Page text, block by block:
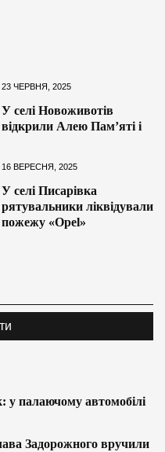
23 ЧЕРВНЯ, 2025
У селі Новоживотів
відкрили Алею Пам’яті і
16 ВЕРЕСНЯ, 2025
У селі Писарівка
рятувальники ліквідували
пожежу «Opel»
палаючому автомобілі
Задорожного вручили